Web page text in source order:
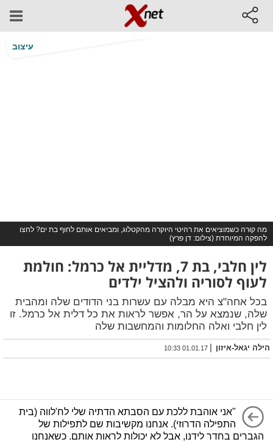
עיצוב
מה קורה כשמוציאים את רהיטי היוקרה מהקטלוג, ומביאים אותם לחוף בת ים? לחצו
להפקה המיוחדת (צילום: דן פרץ)
לין חלבי, בת 7, מדליית אל כרמל: חולמת
לעוף לסוריה ולהציל ילדים
בכל אחה"צ היא מבלה עם עשרות בני הדודים שלה ומהבית
שלה, שנמצא על הר, אפשר לראות את כל דלית אל כרמל. זו
לין חלבי ואלה החלומות והמחשבות שלה
הילה יגאל-איזון |
01.01.17 10:33
"אני אוהבת ללכת עם הסבתא הדתיה שלי לח'לווה (בית
התפילה הדרוזי). אנחנו מקשיבות שם לתפילות של
הגברים בחדר לידנו, אבל לא יכולות לראות אותם. כשאנחנו